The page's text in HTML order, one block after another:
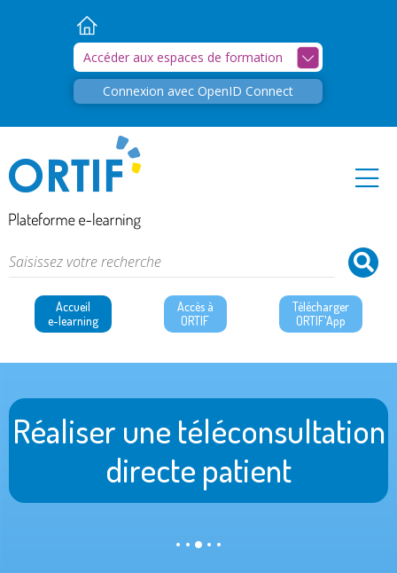
Accéder aux espaces de formation
Connexion avec OpenID Connect
Accueil
e-learning
Accès à
ORTIF
Télécharger
ORTIF'App
Réaliser une téléconsultation
directe patient